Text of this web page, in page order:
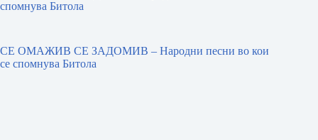
спомнува Битола
СЕ ОМАЖИВ СЕ ЗАДОМИВ – Народни песни во кои
се спомнува Битола